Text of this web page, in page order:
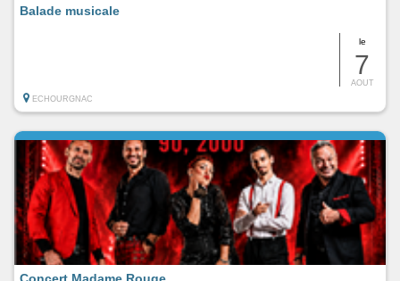
le
7
AOUT
Balade musicale
ECHOURGNAC
Concert Madame Rouge